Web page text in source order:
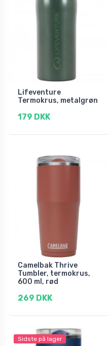
Lifeventure
Termokrus, metalgrøn
179 DKK
Camelbak Thrive
Tumbler, termokrus,
600 ml, rød
269 DKK
Sidste på lager